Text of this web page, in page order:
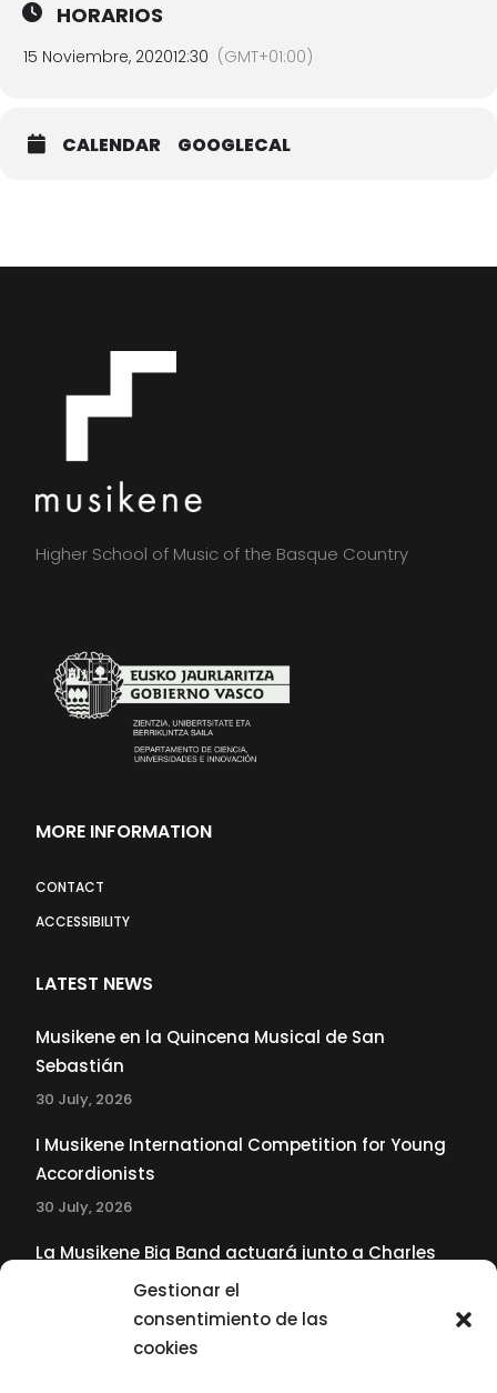
Gestionar el
consentimiento de las
cookies
HORARIOS
15 Noviembre, 202012:30 (GMT+01:00)
CALENDAR GOOGLECAL
Higher School of Music of the Basque Country
MORE INFORMATION
CONTACT
ACCESSIBILITY
LATEST NEWS
Musikene en la Quincena Musical de San
Sebastián
30 July, 2026
I Musikene International Competition for Young
Accordionists
30 July, 2026
La Musikene Big Band actuará junto a Charles
Tolliver en el 61 Jazzaldia